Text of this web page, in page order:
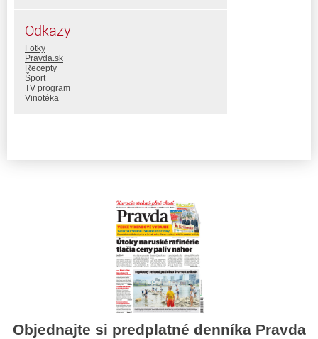
Odkazy
Fotky
Pravda.sk
Recepty
Šport
TV program
Vinotéka
Objednajte si predplatné denníka Pravda